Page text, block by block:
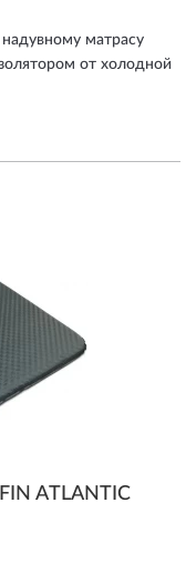
матрасу
от холодной
ATLANTIC